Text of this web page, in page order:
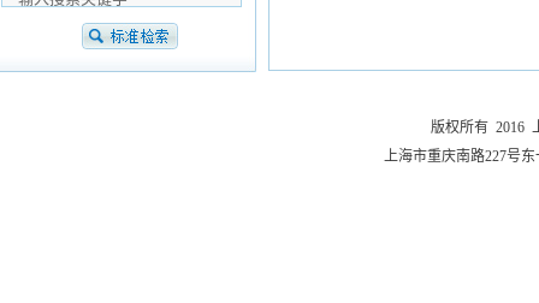
版权所有 2016
上海市重庆南路227号